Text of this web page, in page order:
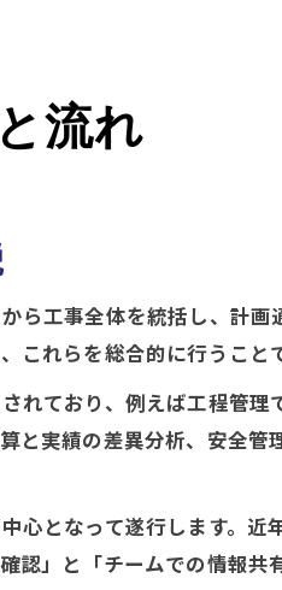
が現場で果たす役割
の基本的な考え方
管理の品質向上ポイント
工管理の改善策
理を徹底整理
と5大管理の違いを整理
施工管理の全項目を解説
容を体系的に理解する方法
理の分類をわかりやすく
施工管理の知識
流れ
工事全体を統括し、計
れらを総合的に行うこと
ており、例えば工程管
実績の差異分析、安全
心となって遂行します。
」と「チームでの情報共